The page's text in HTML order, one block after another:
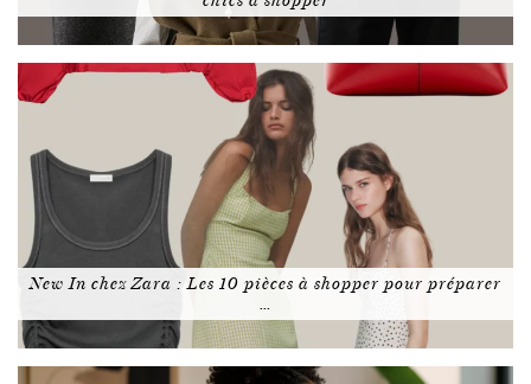
New In chez Zara : Les 10 pièces à shopper pour préparer
…